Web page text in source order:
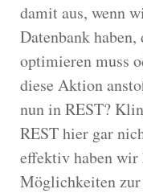
damit aus, wenn
Datenbank
optimieren muss
diese Aktion
nun in REST?
REST hier gar
effektiv haben wir
Möglichkeiten